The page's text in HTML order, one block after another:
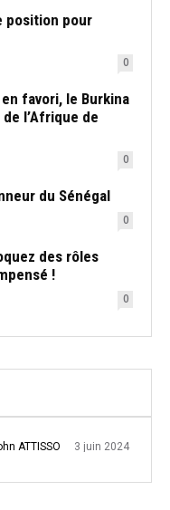
position pour
0
favori, le Burkina
l’Afrique de
0
du Sénégal
0
des rôles
!
0
ATTISSO 3 juin 2024